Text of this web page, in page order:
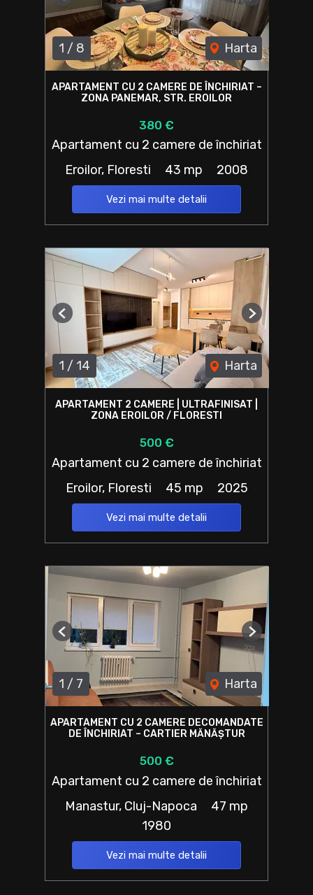
1 / 8 Harta
Previous Next
APARTAMENT CU 2 CAMERE DE ÎNCHIRIAT –
ZONA PANEMAR, STR. EROILOR
380 €
Apartament cu 2 camere de închiriat
Eroilor, Floresti
43 mp 2008
Vezi mai multe detalii
1 / 14 Harta
Previous Next
APARTAMENT 2 CAMERE | ULTRAFINISAT |
ZONA EROILOR / FLORESTI
500 €
Apartament cu 2 camere de închiriat
Eroilor, Floresti
45 mp 2025
Vezi mai multe detalii
1 / 7 Harta
Previous Next
APARTAMENT CU 2 CAMERE DECOMANDATE
DE ÎNCHIRIAT – CARTIER MĂNĂȘTUR
500 €
Apartament cu 2 camere de închiriat
Manastur, Cluj-Napoca
47 mp
1980
Vezi mai multe detalii